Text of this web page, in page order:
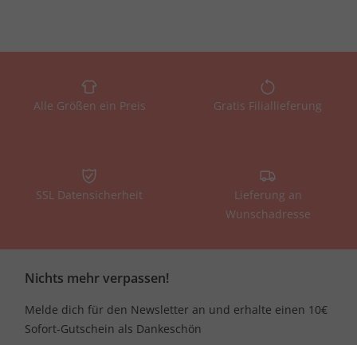
Alle Größen ein Preis Gratis Filiallieferung
SSL Datensicherheit
Lieferung an
Wunschadresse
Nichts mehr verpassen!
Melde dich für den Newsletter an und erhalte einen 10€
Sofort-Gutschein als Dankeschön